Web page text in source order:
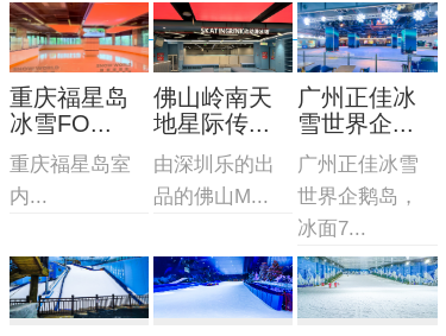
重庆福星岛
冰雪FO...
重庆福星岛室
内...
佛山岭南天
地星际传...
由深圳乐的出
品的佛山M...
广州正佳冰
雪世界企...
广州正佳冰雪
世界企鹅岛，
冰面7...